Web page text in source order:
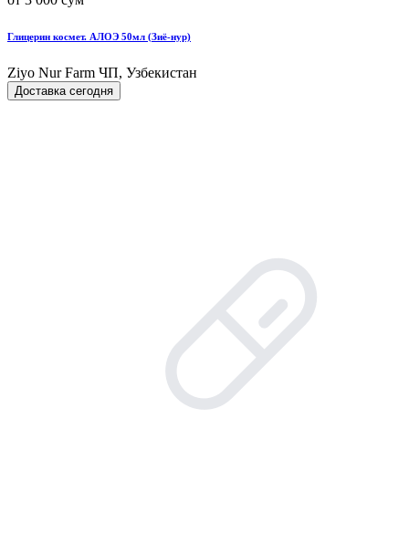
Глицерин космет. АЛОЭ 50мл (Зиё-нур)
Ziyo Nur Farm ЧП, Узбекистан
Доставка сегодня